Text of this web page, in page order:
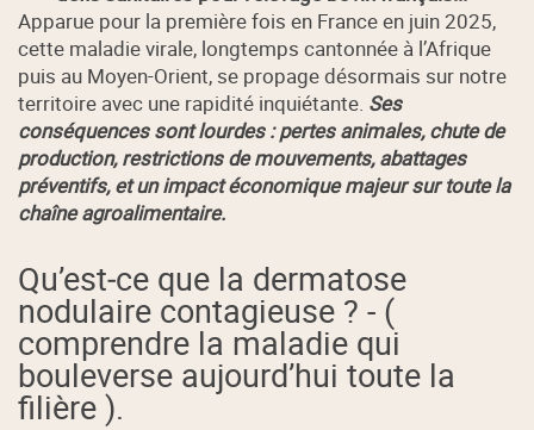
Apparue pour la première fois en France en juin 2025,
cette maladie virale, longtemps cantonnée à l’Afrique
puis au Moyen-Orient, se propage désormais sur notre
territoire avec une rapidité inquiétante. Ses
conséquences sont lourdes : pertes animales, chute de
production, restrictions de mouvements, abattages
préventifs, et un impact économique majeur sur toute la
chaîne agroalimentaire.
Qu’est‑ce que la dermatose
nodulaire contagieuse ? - (
comprendre la maladie qui
bouleverse aujourd’hui toute la
filière ).